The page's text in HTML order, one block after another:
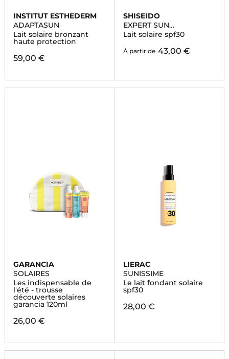
INSTITUT ESTHEDERM
ADAPTASUN
Lait solaire bronzant
haute protection
59,00 €
SHISEIDO
EXPERT SUN
PROTECTOR
Lait solaire spf30
À partir de 43,00 €
GARANCIA
SOLAIRES
Les indispensable de
l'été - trousse
découverte solaires
garancia 120ml
26,00 €
LIERAC
SUNISSIME
Le lait fondant solaire
spf30
28,00 €